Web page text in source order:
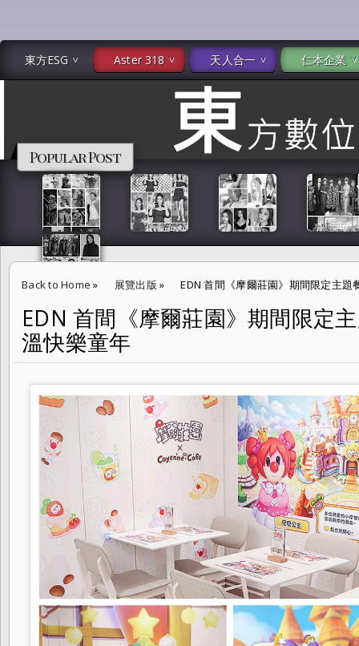
東方ESG Aster 318 天人合一 仁本企業
Popular Post
Back to Home » 展覽出版 » EDN 首間《摩爾莊園》期間限定主
EDN 首間《摩爾莊園》期間限定
溫快樂童年